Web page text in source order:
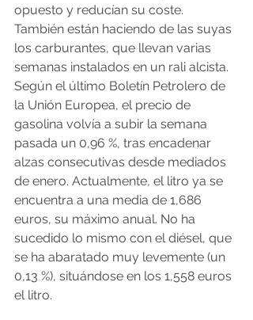
opuesto y reducían su coste.
También están haciendo de las suyas
los carburantes, que llevan varias
semanas instalados en un rali alcista.
Según el último Boletín Petrolero de
la Unión Europea, el precio de
gasolina volvía a subir la semana
pasada un 0,96 %, tras encadenar
alzas consecutivas desde mediados
de enero. Actualmente, el litro ya se
encuentra a una media de 1,686
euros, su máximo anual. No ha
sucedido lo mismo con el diésel, que
se ha abaratado muy levemente (un
0,13 %), situándose en los 1,558 euros
el litro.